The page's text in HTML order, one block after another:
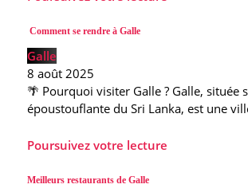
Comment se rendre à Galle
Galle
8 août 2025
🌴 Pourquoi visiter Galle ? Galle, située
époustouflante du Sri Lanka, est une
Poursuivez votre lecture
Meilleurs restaurants de Galle